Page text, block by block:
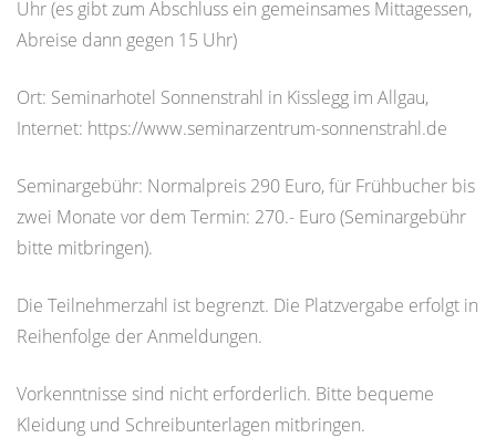
Uhr (es gibt zum Abschluss ein gemeinsames Mittagessen,
Abreise dann gegen 15 Uhr)
Ort: Seminarhotel Sonnenstrahl in Kisslegg im Allgau,
Internet: https://www.seminarzentrum-sonnenstrahl.de
Seminargebühr: Normalpreis 290 Euro, für Frühbucher bis
zwei Monate vor dem Termin: 270.- Euro (Seminargebühr
bitte mitbringen).
Die Teilnehmerzahl ist begrenzt. Die Platzvergabe erfolgt in
Reihenfolge der Anmeldungen.
Vorkenntnisse sind nicht erforderlich. Bitte bequeme
Kleidung und Schreibunterlagen mitbringen.